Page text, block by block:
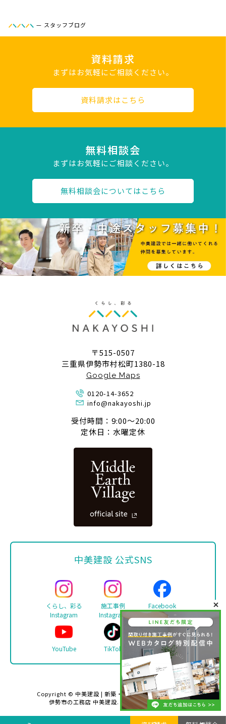
— スタッフブログ
資料請求
まずはお気軽にご相談ください。
資料請求はこちら
無料相談会
まずはお気軽にご相談ください。
無料相談会についてはこちら
〒515-0507
三重県伊勢市村松町1380-18
Google Maps
0120-14-3652
info@nakayoshi.jp
受付時間：9:00〜20:00
定休日：水曜定休
中美建設 公式SNS
くらし、彩る
Instagram
施工事例
Instagram
Facebook
YouTube TikTok LINE
Copyright © 中美建設 | 新築・リフォーム・注文住宅は
伊勢市の工務店 中美建設. All rights reserved.